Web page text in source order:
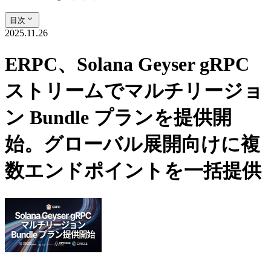
目次
2025.11.26
ERPC、Solana Geyser gRPC
ストリームでマルチリージョ
ン Bundle プランを提供開
始。グローバル展開向けに複
数エンドポイントを一括提供